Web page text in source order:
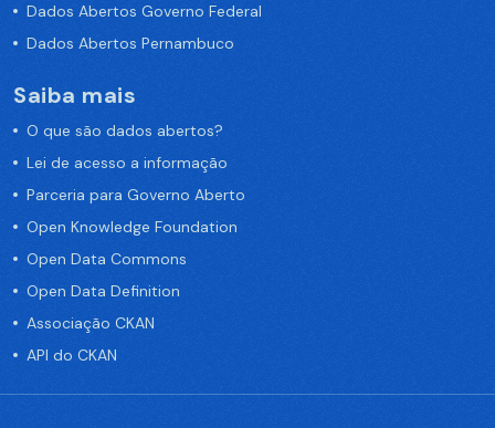
Dados Abertos Governo Federal
Dados Abertos Pernambuco
Saiba mais
O que são dados abertos?
Lei de acesso a informação
Parceria para Governo Aberto
Open Knowledge Foundation
Open Data Commons
Open Data Definition
Associação CKAN
API do CKAN